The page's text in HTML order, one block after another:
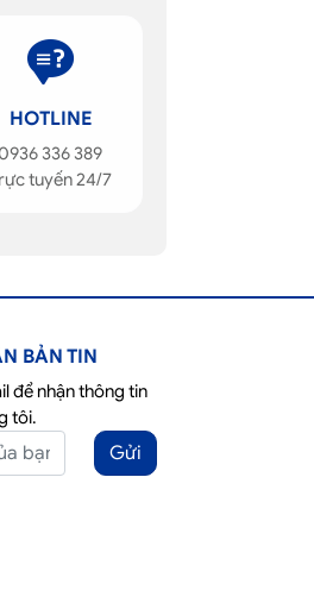
HOTLINE
336 389
tuyến 24/7
BẢN TIN
để nhận thông tin
tôi.
Gửi